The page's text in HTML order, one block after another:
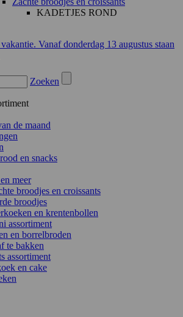
KADETJES ROND
Vanaf donderdag 13 augustus staan
Zoeken
de maand
en snacks
meer
broodjes en croissants
broodjes
en krentenbollen
assortiment
en borrelbroden
te bakken
assortiment
en cake